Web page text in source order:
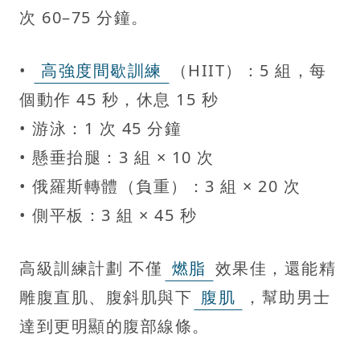
次 60–75 分鐘。
• 高強度間歇訓練
（HIIT）：5 組，每
個動作 45 秒，休息 15 秒
• 游泳：1 次 45 分鐘
• 懸垂抬腿：3 組 × 10 次
• 俄羅斯轉體（負重）：3 組 × 20 次
• 側平板：3 組 × 45 秒
高級訓練計劃 不僅 燃脂 效果佳，還能精
雕腹直肌、腹斜肌與下 腹肌
，幫助男士
達到更明顯的腹部線條。